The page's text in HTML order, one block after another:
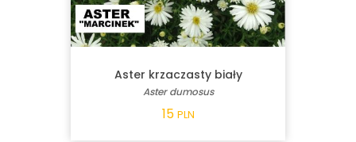
Aster krzaczasty biały
Aster dumosus
15 PLN